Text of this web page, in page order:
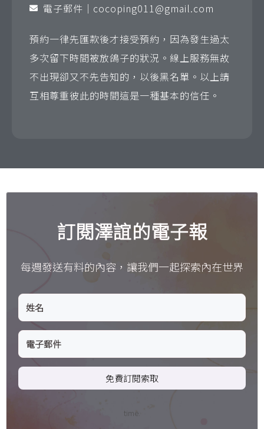
電子郵件｜ cocoping011@gmail.com
預約一律先匯款後才接受預約，因為發生過太
多次留下時間被放鴿子的狀況。線上服務無故
不出現卻又不先告知的，以後黑名單。以上請
互相尊重彼此的時間這是一種基本的信任。
訂閱澤誼的電子報
每週發送有料的內容，讓我們一起探索內在世界
免費訂閱索取
time.